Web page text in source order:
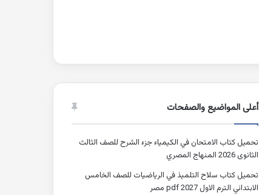
أعلى المواضيع والصفحات
تحميل كتاب الامتحان في الكيمياء جزء الشرح للصف الثالث
الثانوى 2026 المنهاج المصري
تحميل كتاب سلاح التلميذ في الرياضيات للصف الخامس
الابتدائي الترم الاول 2027 pdf مصر